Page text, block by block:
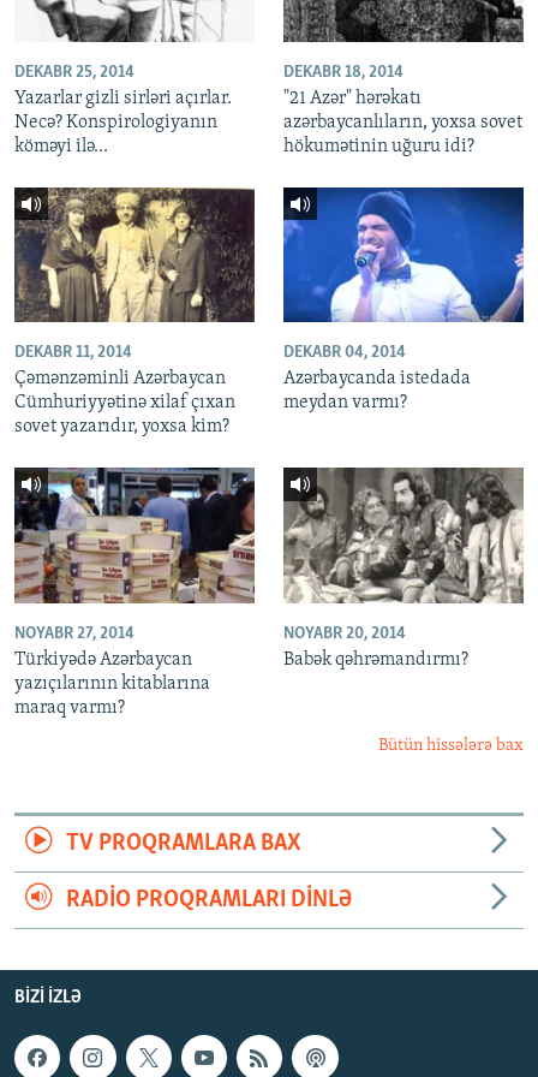
DEKABR 25, 2014
Yazarlar gizli sirləri açırlar.
Necə? Konspirologiyanın
köməyi ilə...
DEKABR 18, 2014
"21 Azər" hərəkatı
azərbaycanlıların, yoxsa sovet
hökumətinin uğuru idi?
DEKABR 11, 2014
Çəmənzəminli Azərbaycan
Cümhuriyyətinə xilaf çıxan
sovet yazarıdır, yoxsa kim?
DEKABR 04, 2014
Azərbaycanda istedada
meydan varmı?
NOYABR 27, 2014
Türkiyədə Azərbaycan
yazıçılarının kitablarına
maraq varmı?
NOYABR 20, 2014
Babək qəhrəmandırmı?
Bütün hissələrə bax
TV PROQRAMLARA BAX
RADIO PROQRAMLARI DINLƏ
BIZI IZLƏ